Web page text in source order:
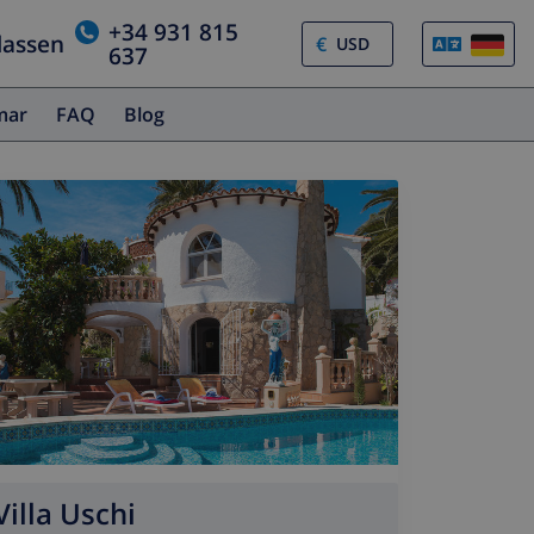
+34 931 815
637 €
FAQ Blog
Uschi